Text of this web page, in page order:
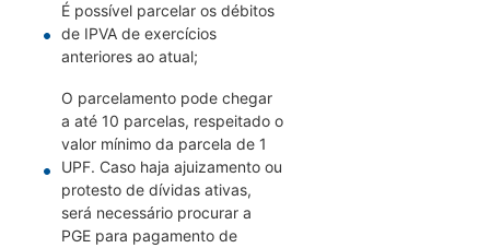
É possível parcelar os débitos
de IPVA de exercícios
anteriores ao atual;
O parcelamento pode chegar
a até 10 parcelas, respeitado o
valor mínimo da parcela de 1
UPF. Caso haja ajuizamento ou
protesto de dívidas ativas,
será necessário procurar a
PGE para pagamento de